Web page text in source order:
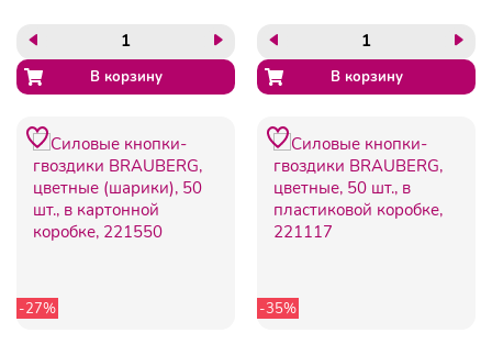
картонной коробке,
220998
картонной коробке,
220009
-27% -35%